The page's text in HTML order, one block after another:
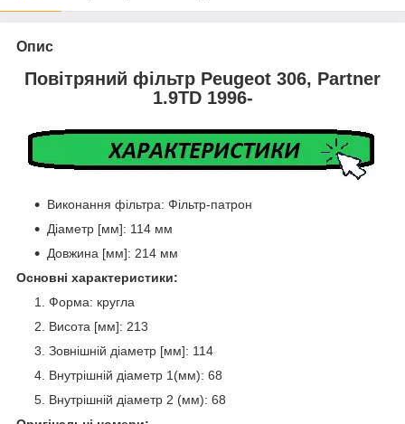
Опис
Повітряний фільтр Peugeot 306, Partner
1.9TD 1996-
Виконання фільтра: Фільтр-патрон
Діаметр [мм]: 114 мм
Довжина [мм]: 214 мм
Основні характеристики:
Форма: кругла
Висота [мм]: 213
Зовнішній діаметр [мм]: 114
Внутрішній діаметр 1(мм): 68
Внутрішній діаметр 2 (мм): 68